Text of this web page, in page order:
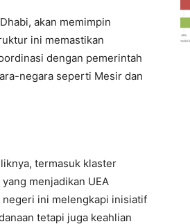
akan memimpin
ini memastikan
dengan pemerintah
negara seperti Mesir dan
termasuk klaster
menjadikan UEA
negeri ini melengkapi inisiatif
tetapi juga keahlian